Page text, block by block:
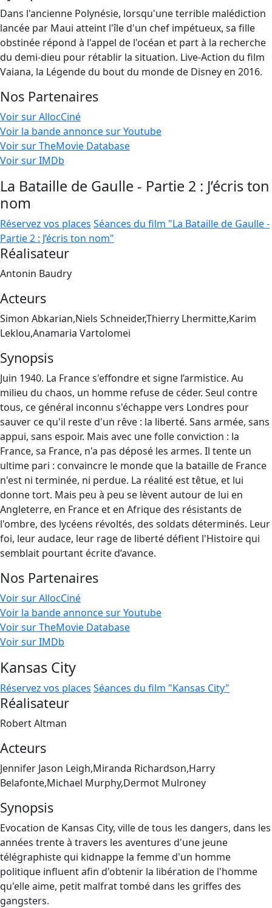
Dans l'ancienne Polynésie, lorsqu'une terrible malédiction
lancée par Maui atteint l'île d'un chef impétueux, sa fille
obstinée répond à l'appel de l'océan et part à la recherche
du demi-dieu pour rétablir la situation. Live-Action du film
Vaiana, la Légende du bout du monde de Disney en 2016.
Nos Partenaires
Voir sur AllocCiné
Voir la bande annonce sur Youtube
Voir sur TheMovie Database
Voir sur IMDb
La Bataille de Gaulle - Partie 2 : J’écris ton
nom
Réservez vos places Séances du film "La Bataille de Gaulle -
Partie 2 : J’écris ton nom"
Réalisateur
Antonin Baudry
Acteurs
Simon Abkarian,Niels Schneider,Thierry Lhermitte,Karim
Leklou,Anamaria Vartolomei
Synopsis
Juin 1940. La France s'effondre et signe l’armistice. Au
milieu du chaos, un homme refuse de céder. Seul contre
tous, ce général inconnu s'échappe vers Londres pour
sauver ce qu'il reste d'un rêve : la liberté. Sans armée, sans
appui, sans espoir. Mais avec une folle conviction : la
France, sa France, n'a pas déposé les armes. Il tente un
ultime pari : convaincre le monde que la bataille de France
n'est ni terminée, ni perdue. La réalité est têtue, et lui
donne tort. Mais peu à peu se lèvent autour de lui en
Angleterre, en France et en Afrique des résistants de
l'ombre, des lycéens révoltés, des soldats déterminés. Leur
foi, leur audace, leur rage de liberté défient l'Histoire qui
semblait pourtant écrite d’avance.
Nos Partenaires
Voir sur AllocCiné
Voir la bande annonce sur Youtube
Voir sur TheMovie Database
Voir sur IMDb
Kansas City
Réservez vos places Séances du film "Kansas City"
Réalisateur
Robert Altman
Acteurs
Jennifer Jason Leigh,Miranda Richardson,Harry
Belafonte,Michael Murphy,Dermot Mulroney
Synopsis
Evocation de Kansas City, ville de tous les dangers, dans les
années trente à travers les aventures d'une jeune
télégraphiste qui kidnappe la femme d'un homme
politique influent afin d'obtenir la libération de l'homme
qu'elle aime, petit malfrat tombé dans les griffes des
gangsters.